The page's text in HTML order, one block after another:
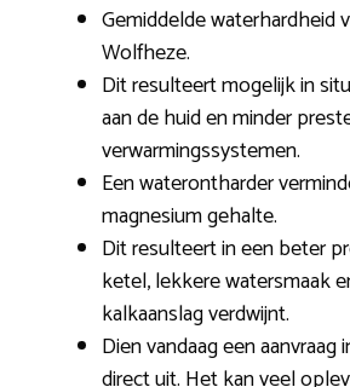
Gemiddelde waterhardheid
Wolfheze.
Dit resulteert mogelijk in
aan de huid en minder
verwarmingssystemen.
Een waterontharder
magnesium gehalte.
Dit resulteert in een beter
ketel, lekkere watersmaak
kalkaanslag verdwijnt.
Dien vandaag een
direct uit. Het kan veel